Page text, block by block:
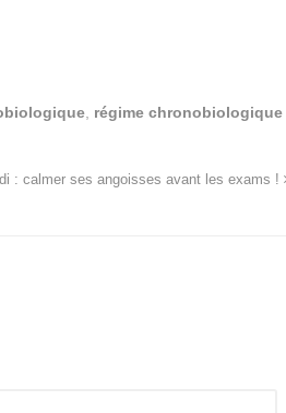
, régime chronobiologique
: calmer ses angoisses avant les exams !